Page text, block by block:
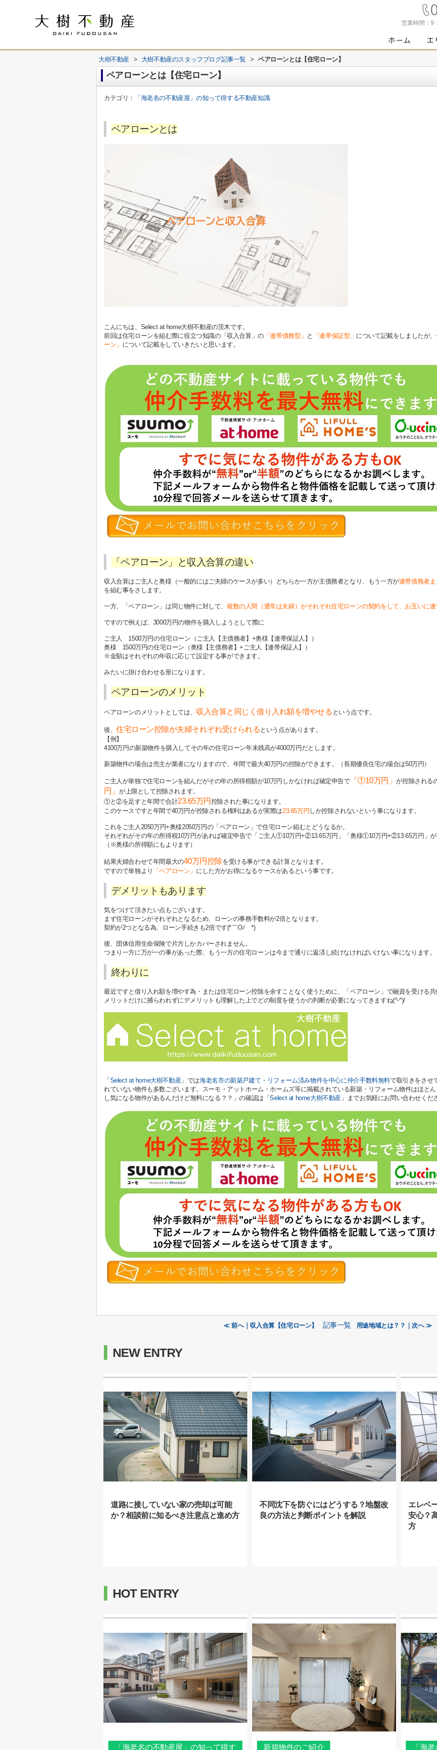
営業時間： 9
大樹不動産 > 大樹不動産のスタッフブログ記事一覧 > ペアローンとは【住宅ローン】
ペアローンとは【住宅ローン】
カテゴリ： 「海老名の不動産屋」の知って得する不動産知識
ペアローンとは
こんにちは、Select at home大樹不動産の茨木です。
前回は住宅ローンを組む際に役立つ知識の「収入合算」の「連帯債務型」 と 「連帯保証型」 について記載をしましたが
ーン」 について記載をしていきたいと思います。
「ペアローン」と収入合算の違い
収入合算はご主人と奥様（一般的にはご夫婦のケースが多い）どちらか一方が主債務者となり、もう一方が連帯債務者
を組む事をさします。
一方、「ペアローン」は同じ物件に対して、複数の人間（通常は夫婦）がそれぞれ住宅ローンの契約をして、お互いに
ですので例えば、3000万円の物件を購入しようとして際に
ご主人 1500万円の住宅ローン（ご主人【主債務者】+奥様【連帯保証人】）
奥様 1500万円の住宅ローン（奥様【主債務者】+ご主人【連帯保証人】）
※金額はそれぞれの年収に応じて設定する事ができます。
みたいに掛け合わせる形になります。
ペアローンのメリット
ペアローンのメリットとしては、 収入合算と同じく借り入れ額を増やせる という点です。
後、住宅ローン控除が夫婦それぞれ受けられる という点があります。
【例】
4100万円の新築物件を購入してその年の住宅ローン年末残高が4000万円だとします。
新築物件の場合は売主が業者になりますので、年間で最大40万円の控除ができます。（長期優良住宅の場合は50万円）
ご主人が単独で住宅ローンを組んだがその年の所得税額が10万円しかなければ確定申告で「①10万円」が控除される
円」が上限として控除されます。
①と②を足すと年間で合計23.65万円 控除された事になります。
このケースですと年間で40万円が控除される権利はあるが実際は23.65万円 しか控除されないという事になります。
これをご主人2050万円+奥様2050万円の「ペアローン」で住宅ローン組むとどうなるか。
それぞれがその年の所得税10万円があれば確定申告で「ご主人①10万円+②13.65万円」「奥様①10万円+②13.65万円」
（※奥様の所得額にもよります）
結果夫婦合わせて年間最大の40万円控除を受ける事ができる計算となります。
ですので単独より
「ペアローン」 にした方がお得になるケースがあるという事です。
デメリットもあります
気をつけて頂きたい点もございます。
まず住宅ローンがそれぞれとなるため、ローンの事務手数料が2倍となります。
契約が2つとなる為、ローン手続きも2倍です(*￣Oﾉ￣*)
後、団体信用生命保険で片方しかカバーされません。
つまり一方に万が一の事があった際、もう一方の住宅ローンは今まで通りに返済し続けなければいけない事になります。
終わりに
最近ですと借り入れ額を増やす為・または住宅ローン控除を余すことなく使うために、「ペアローン」で融資を受ける
メリットだけに捕らわれずにデメリットも理解した上でどの制度を使うかの判断が必要になってきますね(^-^)/
「 Select at home大樹不動産」では海老名市の新築戸建て・リフォーム済み物件を中心に仲介手数料無料で取引きをさせ
れていない物件も多数ございます。スーモ・アットホーム・ホームズ等に掲載されている新築・リフォーム物件はほと
し気になる物件があるんだけど無料になる？？」の確認は「Select at home大樹不動産 」までお気軽にお問い合わせくだ
≪ 前へ｜収入合算【住宅ローン】 記事一覧 用途地域とは？？｜次へ ≫
NEW ENTRY
道路に接していない家の売却は可能
か？相談前に知るべき注意点と進め方
不同沈下を防ぐにはどうする？地盤改
良の方法と判断ポイントを解説
エレベ
安心？
方
HOT ENTRY
「海老名の不動産屋」の知って得す 新規物件のご紹介 「海